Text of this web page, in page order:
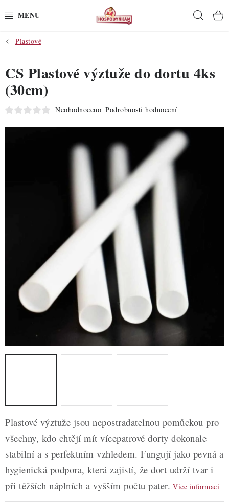
na
POTŘEBY
POMŮCKY
SUROVINY
DÁRKOVÉ POUKAZY
TÉMATICKÉ PRODUKTY
PROFI BALENÍ
NOVÉ ZBOŽÍ
Hodnocení obchodu
Blog
Moje objednávka
Podmínky ochrany osobních údajů
Plastové
Plastové výztuže jsou nepostradatelnou pomůckou pro
všechny, kdo chtějí mít vícepatrové dorty dokonale
stabilní a s perfektním vzhledem. Fungují jako pevná a
hygienická podpora, která zajistí, že dort udrží tvar i
při těžších náplních a vyšším počtu pater. Více informací
CS Plastové výztuže do dortu 4ks
(30cm)
Neohodnoceno Podrobnosti hodnocení